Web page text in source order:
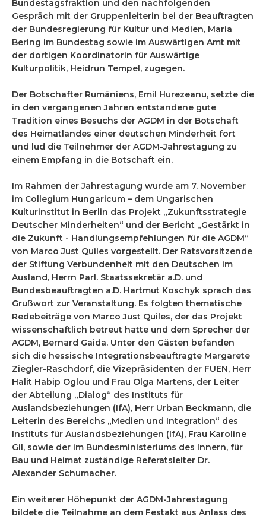
Bundestagsfraktion und den nachfolgenden
Gespräch mit der Gruppenleiterin bei der Beauftragten
der Bundesregierung für Kultur und Medien, Maria
Bering im Bundestag sowie im Auswärtigen Amt mit
der dortigen Koordinatorin für Auswärtige
Kulturpolitik, Heidrun Tempel, zugegen.
Der Botschafter Rumäniens, Emil Hurezeanu, setzte die
in den vergangenen Jahren entstandene gute
Tradition eines Besuchs der AGDM in der Botschaft
des Heimatlandes einer deutschen Minderheit fort
und lud die Teilnehmer der AGDM-Jahrestagung zu
einem Empfang in die Botschaft ein.
Im Rahmen der Jahrestagung wurde am 7. November
im Collegium Hungaricum – dem Ungarischen
Kulturinstitut in Berlin das Projekt „Zukunftsstrategie
Deutscher Minderheiten“ und der Bericht „Gestärkt in
die Zukunft - Handlungsempfehlungen für die AGDM“
von Marco Just Quiles vorgestellt. Der Ratsvorsitzende
der Stiftung Verbundenheit mit den Deutschen im
Ausland, Herrn Parl. Staatssekretär a.D. und
Bundesbeauftragten a.D. Hartmut Koschyk sprach das
Grußwort zur Veranstaltung. Es folgten thematische
Redebeiträge von Marco Just Quiles, der das Projekt
wissenschaftlich betreut hatte und dem Sprecher der
AGDM, Bernard Gaida. Unter den Gästen befanden
sich die hessische Integrationsbeauftragte Margarete
Ziegler-Raschdorf, die Vizepräsidenten der FUEN, Herr
Halit Habip Oglou und Frau Olga Martens, der Leiter
der Abteilung „Dialog“ des Instituts für
Auslandsbeziehungen (IfA), Herr Urban Beckmann, die
Leiterin des Bereichs „Medien und Integration“ des
Instituts für Auslandsbeziehungen (IfA), Frau Karoline
Gil, sowie der im Bundesministeriums des Innern, für
Bau und Heimat zuständige Referatsleiter Dr.
Alexander Schumacher.
Ein weiterer Höhepunkt der AGDM-Jahrestagung
bildete die Teilnahme an dem Festakt aus Anlass des